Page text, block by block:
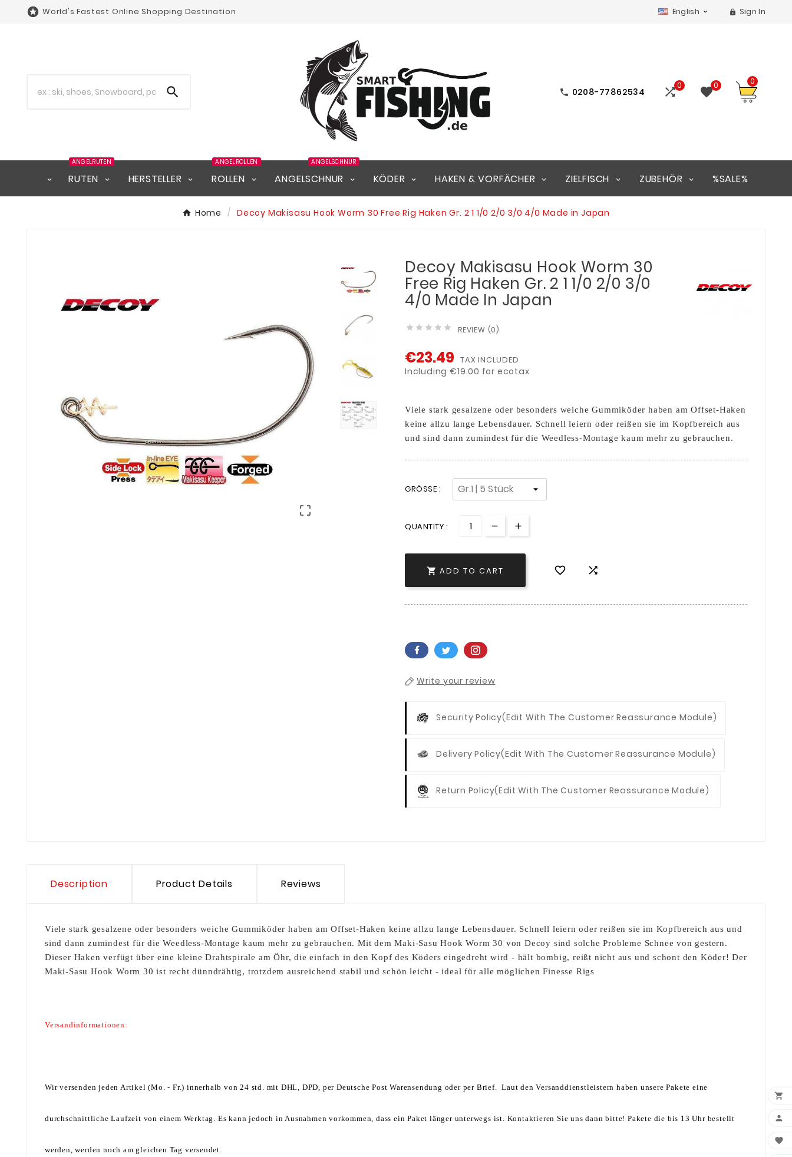
 World's Fastest Online Shopping Destination English   Sign In
  0208-77862534 0 0 0
RUTEN
ANGELRUTEN
HERSTELLER ROLLEN
ANGELROLLEN
ANGELSCHNUR
ANGELSCHNUR
KÖDER HAKEN & VORFÄCHER ZIELFISCH ZUBEHÖR %SALE%
Home Decoy Makisasu Hook Worm 30 Free Rig Haken Gr. 2 1 1/0 2/0 3/0 4/0 Made in Japan

Decoy Makisasu Hook Worm 30
Free Rig Haken Gr. 2 1 1/0 2/0 3/0
4/0 Made In Japan
     REVIEW (0)
€23.49 TAX INCLUDED
Including €19.00 for ecotax
Viele stark gesalzene oder besonders weiche Gummiköder haben am Offset-Haken
keine allzu lange Lebensdauer. Schnell leiern oder reißen sie im Kopfbereich aus
und sind dann zumindest für die Weedless-Montage kaum mehr zu gebrauchen.
GRÖSSE :
QUANTITY :
 ADD TO CART  
Write your review
Security Policy(edit With The Customer Reassurance Module)
Delivery Policy(edit With The Customer Reassurance Module)
Return Policy(edit With The Customer Reassurance Module)
Description Product Details Reviews
Viele stark gesalzene oder besonders weiche Gummiköder haben am Offset-Haken keine allzu lange Lebensdauer. Schnell leiern oder reißen sie im Kopfbereich aus und
sind dann zumindest für die Weedless-Montage kaum mehr zu gebrauchen. Mit dem Maki-Sasu Hook Worm 30 von Decoy sind solche Probleme Schnee von gestern.
Dieser Haken verfügt über eine kleine Drahtspirale am Öhr, die einfach in den Kopf des Köders eingedreht wird - hält bombig, reißt nicht aus und schont den Köder! Der
Maki-Sasu Hook Worm 30 ist recht dünndrähtig, trotzdem ausreichend stabil und schön leicht - ideal für alle möglichen Finesse Rigs
Versandinformationen:
Wir versenden jeden Artikel (Mo. - Fr.) innerhalb von 24 std. mit DHL, DPD, per Deutsche Post Warensendung oder per Brief. Laut den Versanddienstleistern haben unsere Pakete eine
durchschnittliche Laufzeit von einem Werktag. Es kann jedoch in Ausnahmen vorkommen, dass ein Paket länger unterwegs ist. Kontaktieren Sie uns dann bitte! Pakete die bis 13 Uhr bestellt
werden, werden noch am gleichen Tag versendet.


